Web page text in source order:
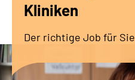
Kliniken
Der richtige Job für Sie